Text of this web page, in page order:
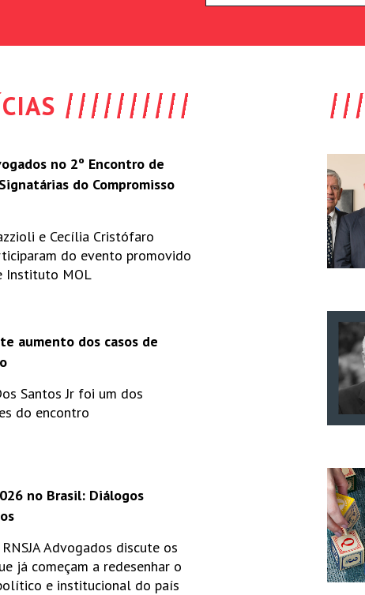
no 2º Encontro de
do Compromisso
e Cecília Cristófaro
do evento promovido
Instituto MOL
aumento dos casos de
Santos Jr foi um dos
do encontro
no Brasil: Diálogos
Advogados discute os
já começam a redesenhar o
e institucional do país